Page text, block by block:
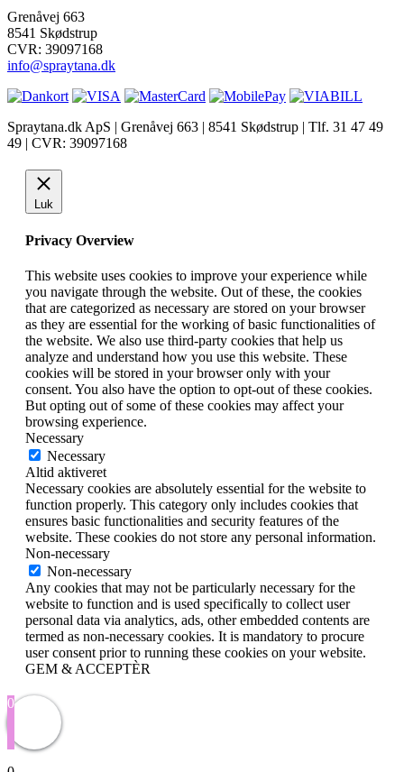
Grenåvej 663
8541 Skødstrup
CVR: 39097168
info@spraytana.dk
Spraytana.dk ApS | Grenåvej 663 | 8541 Skødstrup | Tlf. 31 47 49
49 | CVR: 39097168
Luk
Privacy Overview
This website uses cookies to improve your experience while
you navigate through the website. Out of these, the cookies
that are categorized as necessary are stored on your browser
as they are essential for the working of basic functionalities of
the website. We also use third-party cookies that help us
analyze and understand how you use this website. These
cookies will be stored in your browser only with your
consent. You also have the option to opt-out of these cookies.
But opting out of some of these cookies may affect your
browsing experience.
Necessary
Necessary
Altid aktiveret
Necessary cookies are absolutely essential for the website to
function properly. This category only includes cookies that
ensures basic functionalities and security features of the
website. These cookies do not store any personal information.
Non-necessary
Non-necessary
Any cookies that may not be particularly necessary for the
website to function and is used specifically to collect user
personal data via analytics, ads, other embedded contents are
termed as non-necessary cookies. It is mandatory to procure
user consent prior to running these cookies on your website.
GEM & ACCEPTÈR
0